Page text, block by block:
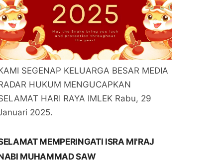
SEGENAP KELUARGA BESAR MEDIA
HUKUM MENGUCAPKAN
HARI RAYA IMLEK Rabu, 29
2025.
MEMPERINGATI ISRA MI'RAJ
MUHAMMAD SAW